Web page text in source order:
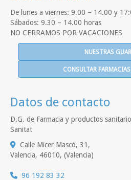
De lunes a viernes: 9.00 – 14.00 y
Sábados: 9.30 – 14.00 horas
NO CERRAMOS POR VACACIONES
NUESTRAS
CONSULTAR
Datos de contacto
D.G. de Farmacia y productos
Sanitat
Calle Micer Mascó, 31,
Valencia, 46010, (Valencia)
96 192 83 32